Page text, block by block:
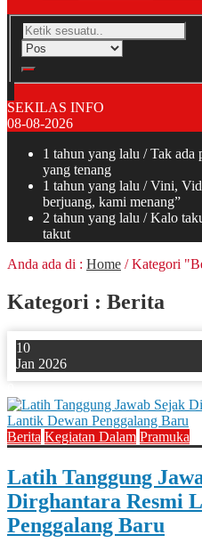
SEKILAS INFO
08-08-2026
1 tahun yang lalu / Tak ada
yang tenang
1 tahun yang lalu / Vini,
berjuang, kami menang”
2 tahun yang lalu / Kalo
takut
Anda ada di : Home /Kategori
Kategori : Berita
10
Jan 2026
Berita Kegiatan Dalam Pramuka
Latih Tanggung
Dirghantara Resmi
Penggalang Baru